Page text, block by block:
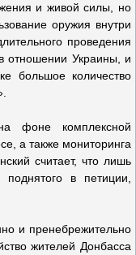
и живой силы, но
оружия внутри
проведения
отношении Украины, и
большое количество
фоне комплексной
а также мониторинга
считает, что лишь
в петиции,
и пренебрежительно
жителей Донбасса